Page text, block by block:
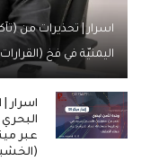
اسرار | تحذيرات من
اليمنيّة في فخ
عبر